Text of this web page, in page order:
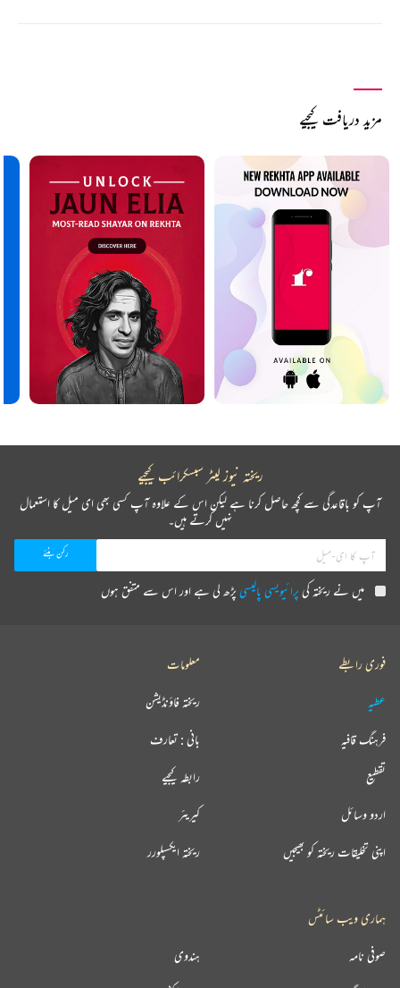
مزید دریافت کیجیے
ریختہ نیوز لیٹر سبسکرائب کیجیے
آپ کو باقاعدگی سے کچھ حاصل کرنا ہے لیکن اس کے علاوہ آپ کسی بھی ای میل کا استعمال
نہیں کرتے ہیں۔
میں نے ریختہ کیپرائیویسی پالیسیپڑھ لی ہے اور اس سے متفق ہوں
فوری رابطے
عطیہ
فرہنگ قافیہ
تقطیع
اردو وسائل
اپنی تخلیقات ریختہ کو بھیجیں
معلومات
ریختہ فاؤنڈیشن
بانی : تعارف
رابطہ کیجیے
کیریئر
ریختہ ایکسپلورر
ہماری ویب سائٹس
ہندوی صوفی نامہ